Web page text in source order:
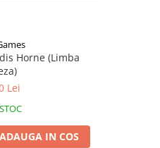
Horne (Limba
Lei
ADAUGA IN COS